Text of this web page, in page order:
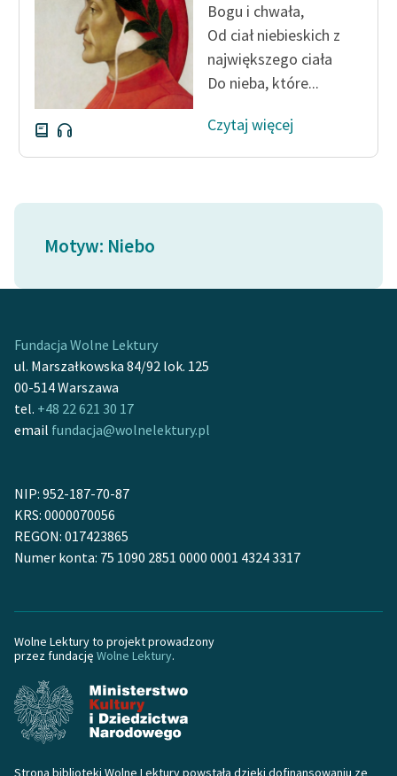
Zasady wykorzystania
Wolnych Lektur
Materiały promocyjne
sprawozdania finansowe
Deklaracja dostępności
Bogu i chwała,
Od ciał niebieskich z
największego ciała
Do nieba, które...
Czytaj więcej
Motyw: Niebo
Fundacja Wolne Lektury
ul. Marszałkowska 84/92 lok. 125
00-514 Warszawa
tel. +48 22 621 30 17
email fundacja@wolnelektury.pl
NIP: 952-187-70-87
KRS: 0000070056
REGON: 017423865
Numer konta: 75 1090 2851 0000 0001 4324 3317
Wolne Lektury to projekt prowadzony
przez fundację Wolne Lektury.
Strona biblioteki Wolne Lektury powstała dzięki dofinansowaniu ze